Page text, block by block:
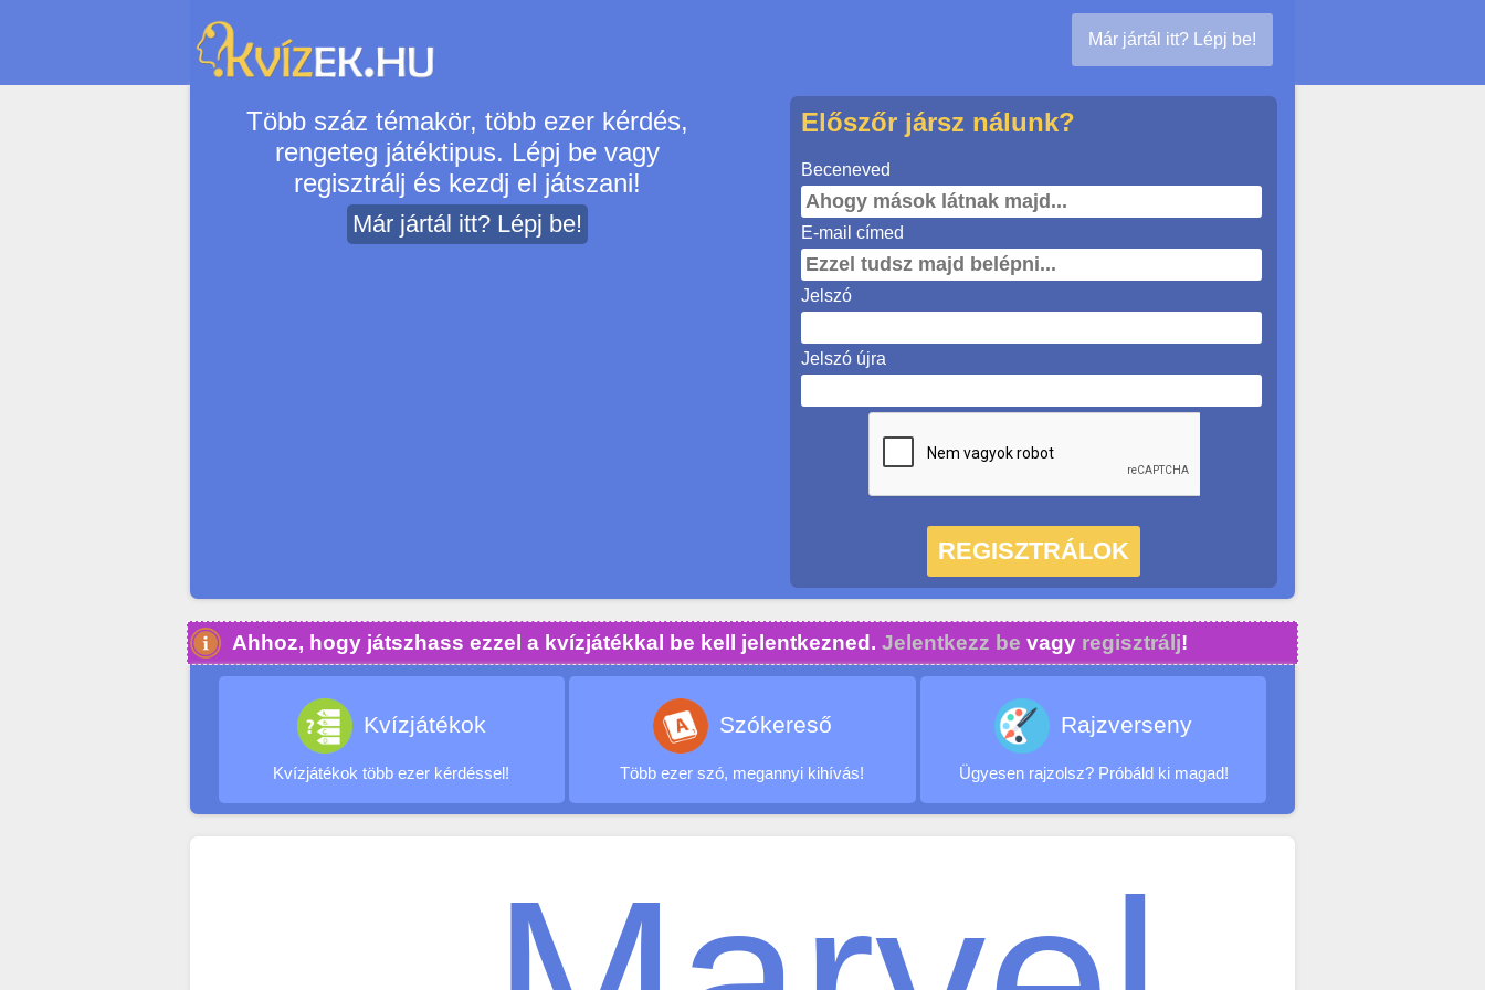
Már jártál itt? Lépj be!
Több száz témakör, több ezer kérdés,
rengeteg játéktipus. Lépj be vagy
regisztrálj és kezdj el játszani!
Már jártál itt? Lépj be!
Előszőr jársz nálunk?
Beceneved
E-mail címed
Jelszó
Jelszó újra
Ahhoz, hogy játszhass ezzel a kvízjátékkal be kell jelentkezned. Jelentkezz be vagy regisztrálj!
Kvízjátékok
Kvízjátékok több ezer kérdéssel!
Szókereső
Több ezer szó, megannyi kihívás!
Rajzverseny
Ügyesen rajzolsz? Próbáld ki magad!